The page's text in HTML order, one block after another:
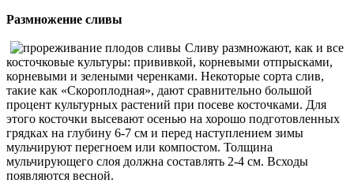
Размножение сливы
Сливу размножают, как и все
косточковые культуры: прививкой, корневыми отпрысками,
корневыми и зелеными черенками. Некоторые сорта слив,
такие как «Скороплодная», дают сравнительно большой
процент культурных растений при посеве косточками. Для
этого косточки высевают осенью на хорошо подготовленных
грядках на глубину 6-7 см и перед наступлением зимы
мульчируют перегноем или компостом. Толщина
мульчирующего слоя должна составлять 2-4 см. Всходы
появляются весной.